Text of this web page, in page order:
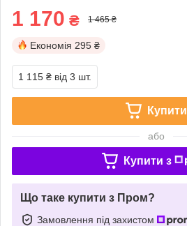
1 170 ₴ 1 465 ₴
Економія 295 ₴
1 115 ₴ від 3 шт.
Купити
або
Купити з
Що таке купити з Пром?
Замовлення під захистом